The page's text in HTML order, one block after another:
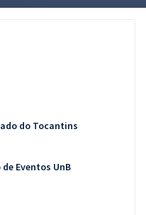
do Tocantins
Eventos UnB